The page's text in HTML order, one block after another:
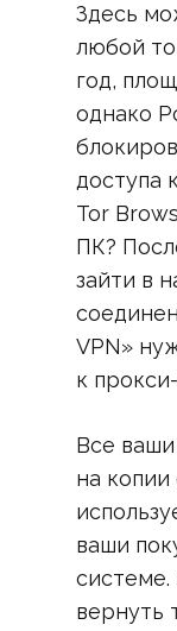
Здесь
любой
год,
однако
доступа
Tor
ПК?
зайти в
VPN»
к
Все
на копии
ваши
системе.
вернуть